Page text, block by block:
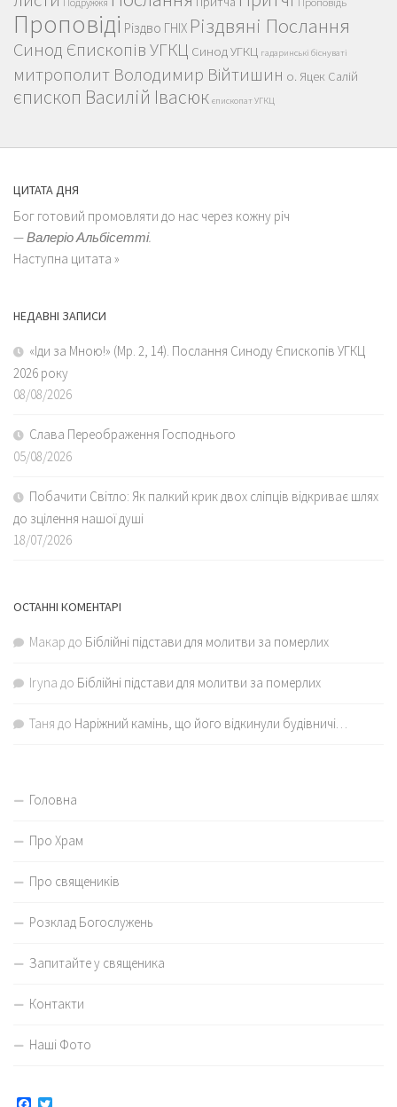
Проповіді Різдво ГНІХ Різдвяні Послання
Синод Єпископів УГКЦ Синод УГКЦ гадаринські біснуваті
митрополит Володимир Війтишин о. Яцек Салій
єпископ Василій Івасюк єпископат УГКЦ
ЦИТАТА ДНЯ
Бог готовий промовляти до нас через кожну річ
—Валеріо Альбісетті.
Наступна цитата »
НЕДАВНІ ЗАПИСИ
«Іди за Мною!» (Мр. 2, 14). Послання Синоду Єпископів УГКЦ
2026 року
08/08/2026
Слава Переображення Господнього
05/08/2026
Побачити Світло: Як палкий крик двох сліпців відкриває шлях
до зцілення нашої душі
18/07/2026
ОСТАННІ КОМЕНТАРІ
Макар до Біблійні підстави для молитви за померлих
Iryna до Біблійні підстави для молитви за померлих
Таня до Наріжний камінь, що його відкинули будівничі…
Головна
Про Храм
Про священиків
Розклад Богослужень
Запитайте у священика
Контакти
Наші Фото